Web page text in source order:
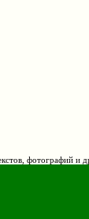
фотографий и